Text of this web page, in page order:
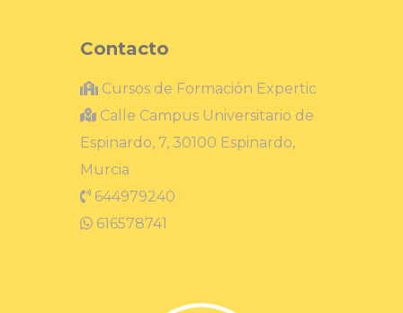
Contacto
Cursos de Formación Expertic
Calle Campus Universitario de
Espinardo, 7, 30100 Espinardo,
Murcia
644979240
616578741